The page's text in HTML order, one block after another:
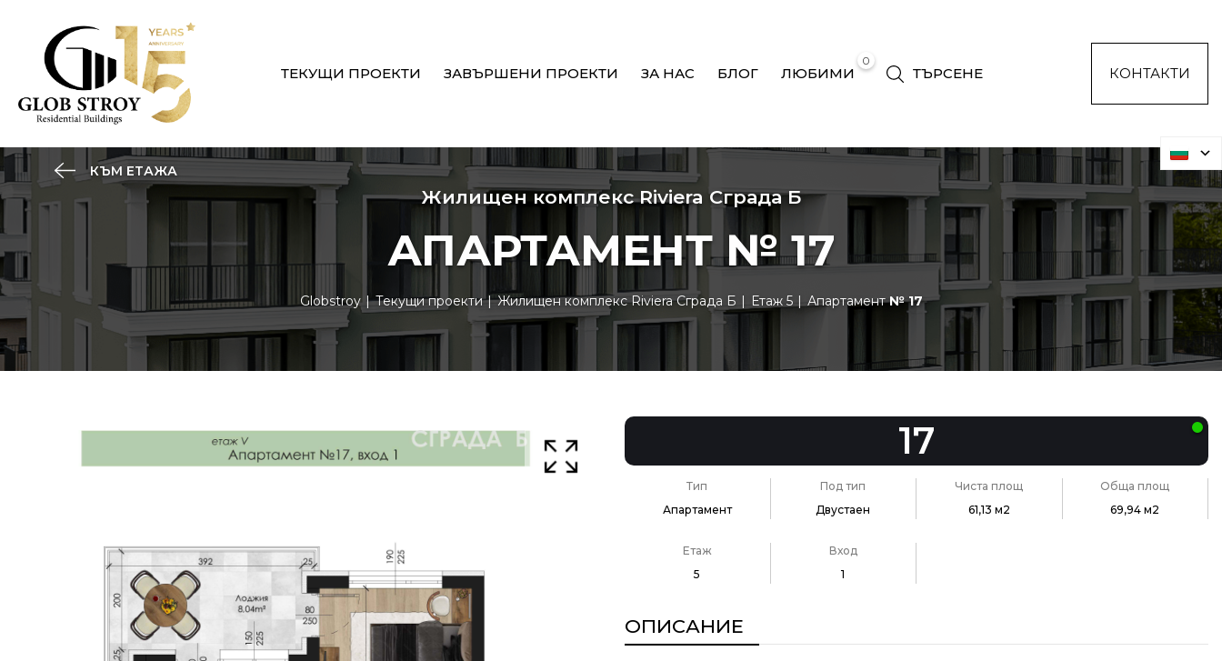
ТЕКУЩИ ПРОЕКТИ ЗАВЪРШЕНИ ПРОЕКТИ ЗА НАС БЛОГ
0
ЛЮБИМИ ТЪРСЕНЕ КОНТАКТИ
КЪМ ЕТАЖА
Жилищен комплекс Riviera Сграда Б
АПАРТАМЕНТ № 17
Globstroy Текущи проекти Жилищен комплекс Riviera Сграда Б Етаж 5 Апартамент№ 17
17
Тип
Апартамент
Под тип
Двустаен
Чиста площ
61,13 м2
Обща площ
69,94 м2
Етаж
5
Вход
1
ОПИСАНИЕ